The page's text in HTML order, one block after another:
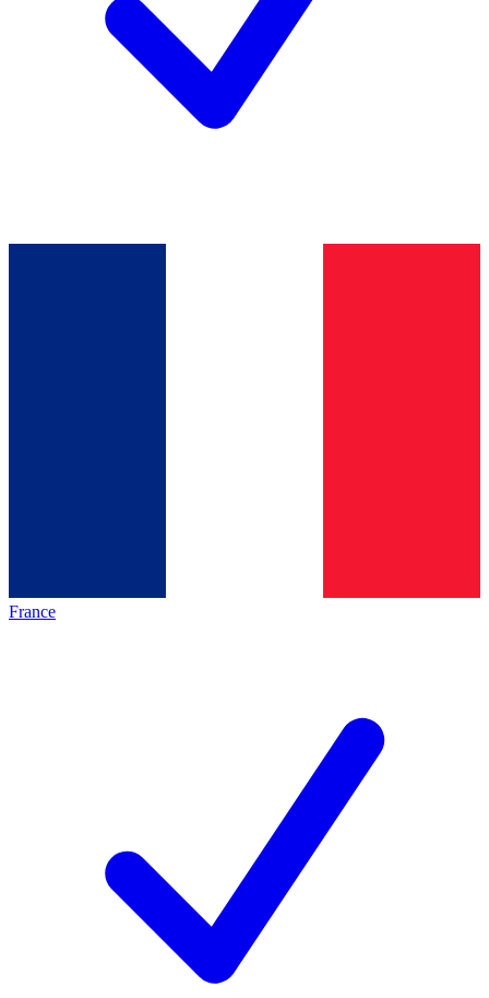
France